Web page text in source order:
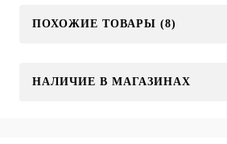
ПОХОЖИЕ ТОВАРЫ (8)
НАЛИЧИЕ В МАГАЗИНАХ